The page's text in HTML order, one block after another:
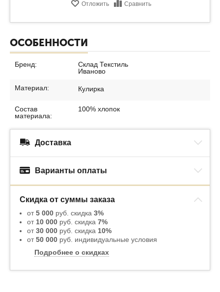
Отложить Сравнить
ОСОБЕННОСТИ
Бренд:
Склад Текстиль
Иваново
Материал: Кулирка
Состав
материала:
100% хлопок
Доставка
Варианты оплаты
Скидка от суммы заказа
от5 000 руб. скидка 3%
от 10 000 руб. скидка 7%
от30 000 руб. скидка 10%
от50 000 руб. индивидуальные условия
Подробнее о скидках